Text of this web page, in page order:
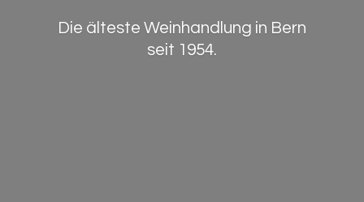
Die älteste Weinhandlung in Bern
seit 1954.